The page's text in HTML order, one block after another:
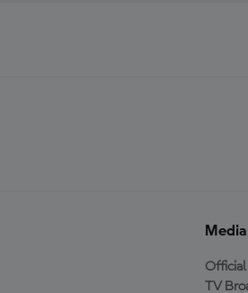
Official
TV